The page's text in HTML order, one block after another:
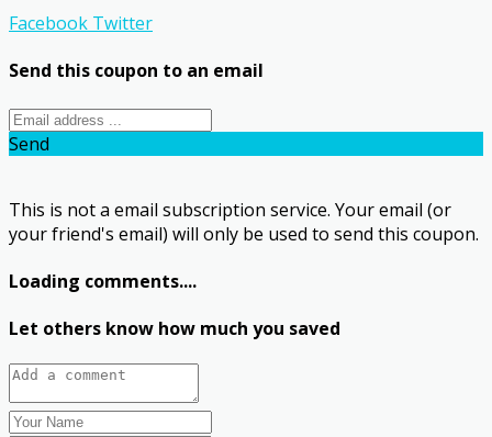
Facebook Twitter
Send this coupon to an email
Send
This is not a email subscription service. Your email (or
your friend's email) will only be used to send this coupon.
Loading comments....
Let others know how much you saved